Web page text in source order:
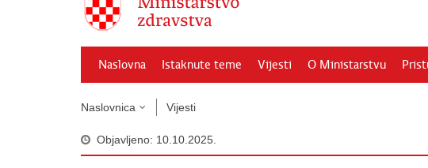
Naslovna Istaknute teme Vijesti O Ministarstvu
Naslovnica Vijesti
Objavljeno: 10.10.2025.